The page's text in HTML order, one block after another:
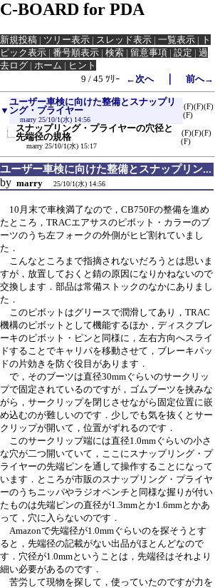
C-BOARD for PDA
新規投稿 | ツリー表示 | スレッド表示 | 一覧表示 | ト
ピック表示 | 番号順表示 | 検索 | 留意事項 | 設定 | 過
去ログ | ホーム | ヒント
9 / 45 ﾂﾘｰ
←次へ｜ 前へ→
▼
ユーザー車検に向けた整備とスナップリ
ング・プライヤー
marry 25/10/1(水) 14:56
(F)(F)(F)
(F)
スナップリング・プライヤーの穴径と
先端径の規格
marry 25/10/1(水) 15:17
(F)(F)(F)
(F)
ユーザー車検に向けた整備とスナップリン...
by marry 25/10/1(水) 14:56
10月末で車検満了なので，CB750Fの整備を進め
たところ，TRACエアサスのピボット・カラーのブ
ーツのうち左フォークの外側がヒビ割れていまし
た．
こんなところまで指摘されないだろうとは思いま
すが，放置しておくと錆の原因になりかねないので
交換します．部品は常備ストックのなかにありまし
た．
このピボットはグリースで潤滑してあり，TRAC
機構のピボットとして機能するほか，ディスクブレ
ーキのピボット・ピンと同様に，左右方向へスライ
ドすることでキャリパを移動させて，ブレーキパッ
ドの片効きを防ぐ役目があります．
で，そのブーツは直径30mmぐらいのサークリッ
プで固定されているのですが，ゴムブーツを挟みな
がら，サークリップを閉じさせながら固定位置に嵌
め込むのが難しいのです．少しでも気を抜くとサー
クリップが開いて，位置がずれるのです．
このサークリップ端には直径1.0mmぐらいの小さ
な穴が二つ開いていて，ここにスナップリング・プ
ライヤーの先端ピンを通して操作することになって
います．ところが市販のスナップリング・プライヤ
ーのうちニッパやラジオペンチと同様な握りが付い
たものは先端ピンの直径が1.3mmとか1.6mmとかあ
って，穴に入らないのです．
Amazonで先端径が1.0mmぐらいのを探そうとす
ると，先端径の記載がない出品がほとんどなので
す．穴径が1.0mmということは，先端径はそれより
細い必要があるのです．
苦労して現物を探して，使っていたのですが力を